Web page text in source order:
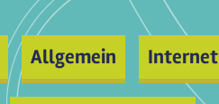
Allgemein Internet